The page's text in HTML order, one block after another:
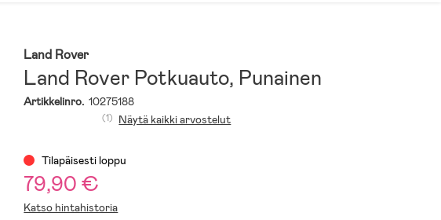
Land Rover
Land Rover Potkuauto, Punainen
Artikkelinro. 10275188
(1) Näytä kaikki arvostelut
Tilapäisesti loppu
79,90 €
Katso hintahistoria